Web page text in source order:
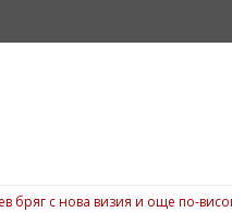
бряг с нова визия и още по-